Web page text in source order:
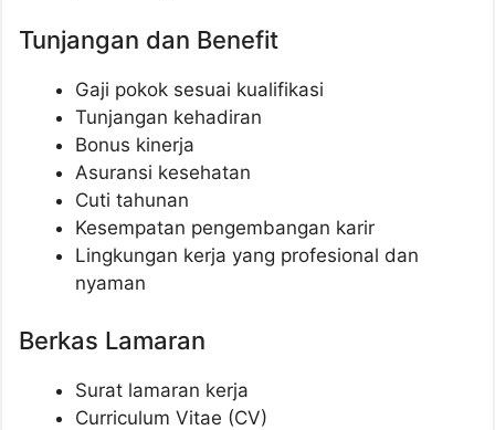
Tunjangan dan Benefit
Gaji pokok sesuai kualifikasi
Tunjangan kehadiran
Bonus kinerja
Asuransi kesehatan
Cuti tahunan
Kesempatan pengembangan karir
Lingkungan kerja yang profesional dan
nyaman
Berkas Lamaran
Surat lamaran kerja
Curriculum Vitae (CV)